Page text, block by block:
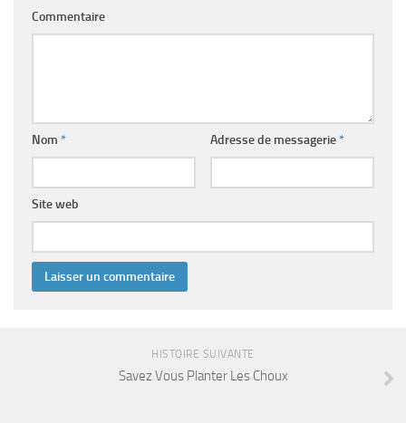
Commentaire
Nom * Adresse de messagerie*
Site web
HISTOIRE SUIVANTE
Savez Vous Planter Les Choux